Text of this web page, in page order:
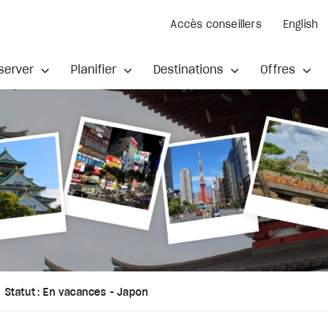
Accès conseillers English
Planifier Destinations Offres
Statut : En vacances - Japon